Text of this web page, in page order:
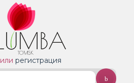
или регистрация